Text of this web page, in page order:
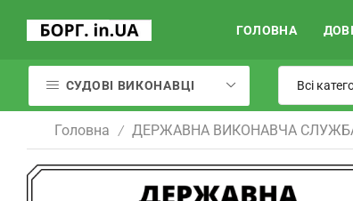
ГОЛОВНА
СУДОВІ ВИКОНАВЦІ
Головна / ДЕРЖАВНА ВИКОНАВЧА СЛУЖБА